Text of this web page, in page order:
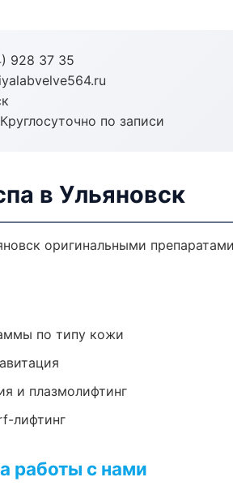
928 37 35
Круглосуточно по записи
в Ульяновск
оригинальными
по типу кожи
и плазмолифтинг
лифтинг
работы с нами